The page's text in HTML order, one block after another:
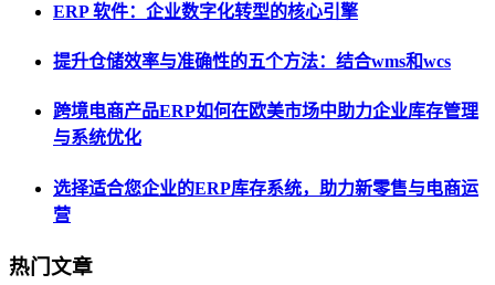
ERP 软件：企业数字化转型的核心引擎
提升仓储效率与准确性的五个方法：结合wms和wcs
跨境电商产品ERP如何在欧美市场中助力企业库存管理
与系统优化
选择适合您企业的ERP库存系统，助力新零售与电商运
营
热门文章